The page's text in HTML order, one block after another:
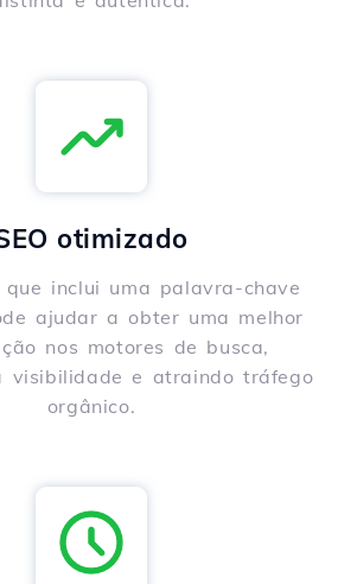
otimizado
que inclui uma palavra-chave
ajudar a obter uma melhor
nos motores de busca,
visibilidade e atraindo tráfego
orgânico.